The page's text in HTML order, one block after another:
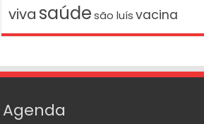
viva saúde são luís vacina
Agenda